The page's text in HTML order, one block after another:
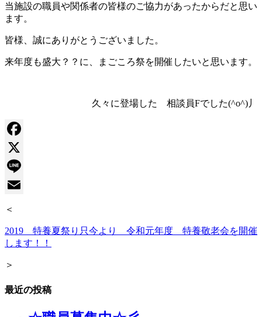
当施設の職員や関係者の皆様のご協力があったからだと思い
ます。
皆様、誠にありがとうございました。
来年度も盛大？？に、まごころ祭を開催したいと思います。
久々に登場した 相談員Fでした(^o^)丿
Facebook
X
Line
＜
2019 特養夏祭り 只今より 令和元年度 特養敬老会を開催
します！！
＞
最近の投稿